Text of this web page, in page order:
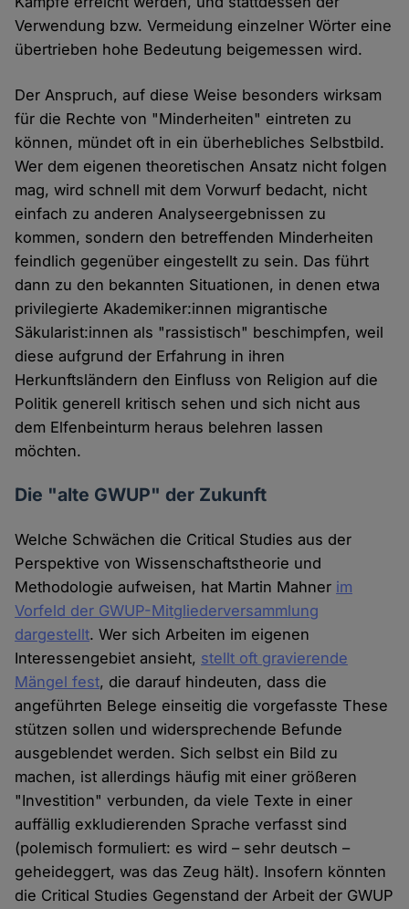
Verwendung bzw. Vermeidung einzelner Wörter eine
übertrieben hohe Bedeutung beigemessen wird.
Der Anspruch, auf diese Weise besonders wirksam
für die Rechte von "Minderheiten" eintreten zu
können, mündet oft in ein überhebliches Selbstbild.
Wer dem eigenen theoretischen Ansatz nicht folgen
mag, wird schnell mit dem Vorwurf bedacht, nicht
einfach zu anderen Analyseergebnissen zu
kommen, sondern den betreffenden Minderheiten
feindlich gegenüber eingestellt zu sein. Das führt
dann zu den bekannten Situationen, in denen etwa
privilegierte Akademiker:innen migrantische
Säkularist:innen als "rassistisch" beschimpfen, weil
diese aufgrund der Erfahrung in ihren
Herkunftsländern den Einfluss von Religion auf die
Politik generell kritisch sehen und sich nicht aus
dem Elfenbeinturm heraus belehren lassen
möchten.
Die "alte GWUP" der Zukunft
Welche Schwächen die Critical Studies aus der
Perspektive von Wissenschaftstheorie und
Methodologie aufweisen, hat Martin Mahner im
Vorfeld der GWUP-Mitgliederversammlung
dargestellt. Wer sich Arbeiten im eigenen
Interessengebiet ansieht, stellt oft gravierende
Mängel fest, die darauf hindeuten, dass die
angeführten Belege einseitig die vorgefasste These
stützen sollen und widersprechende Befunde
ausgeblendet werden. Sich selbst ein Bild zu
machen, ist allerdings häufig mit einer größeren
"Investition" verbunden, da viele Texte in einer
auffällig exkludierenden Sprache verfasst sind
(polemisch formuliert: es wird – sehr deutsch –
geheideggert, was das Zeug hält). Insofern könnten
die Critical Studies Gegenstand der Arbeit der GWUP